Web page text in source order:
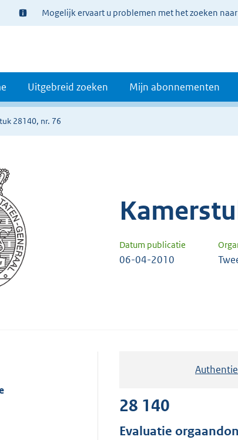
Ter
informatie:
Mogelijk ervaart u problemen met het zoeken
Uitgebreid zoeken Mijn abonnementen
28140, nr. 76
Datum publicatie
06-04-2010
28 140
Evaluatie